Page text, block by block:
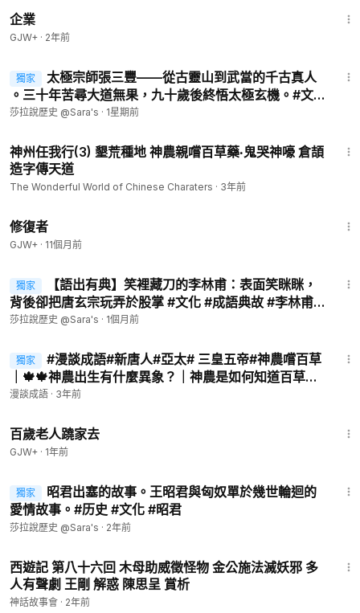
企業
GJW+ · 2年前
獨家
太極宗師張三豐——從古靈山到武當的千古真人
。三十年苦尋大道無果，九十歲後終悟太極玄機。#文
化 #張三豐 #太極
莎拉說歷史 @Sara's · 1星期前
神州任我行(3) 墾荒種地 神農親嚐百草藥‧鬼哭神嚎 倉頡
造字傳天道
The Wonderful World of Chinese Charaters · 3年前
修復者
GJW+ · 11個月前
獨家
【語出有典】笑裡藏刀的李林甫：表面笑眯眯，
背後卻把唐玄宗玩弄於股掌 #文化 #成語典故 #李林甫
【第33期】
莎拉說歷史 @Sara's · 1個月前
獨家
#漫談成語#新唐人#亞太# 三皇五帝#神農嚐百草
｜🍁🍁神農出生有什麼異象？｜神農是如何知道百草的
藥性的？｜天帝給了神農一個什麼法器？
漫談成語 · 3年前
百歲老人蹺家去
GJW+ · 1年前
獨家
昭君出塞的故事。王昭君與匈奴單於幾世輪迴的
愛情故事。#历史 #文化 #昭君
莎拉說歷史 @Sara's · 2年前
西遊記 第八十六回 木母助威徵怪物 金公施法滅妖邪 多
人有聲劇 王剛 解惑 陳思呈 賞析
神話故事會 · 2年前